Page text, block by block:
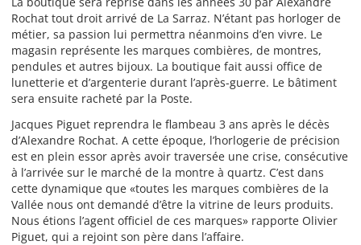
Rochat tout droit arrivé de La Sarraz. N’étant pas horloger de
métier, sa passion lui permettra néanmoins d’en vivre. Le
magasin représente les marques combières, de montres,
pendules et autres bijoux. La boutique fait aussi office de
lunetterie et d’argenterie durant l’après-guerre. Le bâtiment
sera ensuite racheté par la Poste.
Jacques Piguet reprendra le flambeau 3 ans après le décès
d’Alexandre Rochat. A cette époque, l’horlogerie de précision
est en plein essor après avoir traversée une crise, consécutive
à l’arrivée sur le marché de la montre à quartz. C’est dans
cette dynamique que «toutes les marques combières de la
Vallée nous ont demandé d’être la vitrine de leurs produits.
Nous étions l’agent officiel de ces marques» rapporte Olivier
Piguet, qui a rejoint son père dans l’affaire.